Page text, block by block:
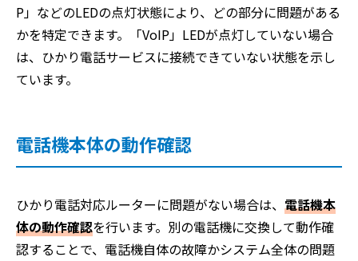
P」などのLEDの点灯状態により、どの部分に問題がある
かを特定できます。「VoIP」LEDが点灯していない場合
は、ひかり電話サービスに接続できていない状態を示し
ています。
電話機本体の動作確認
ひかり電話対応ルーターに問題がない場合は、 電話機本
体の動作確認を行います。別の電話機に交換して動作確
認することで、電話機自体の故障かシステム全体の問題